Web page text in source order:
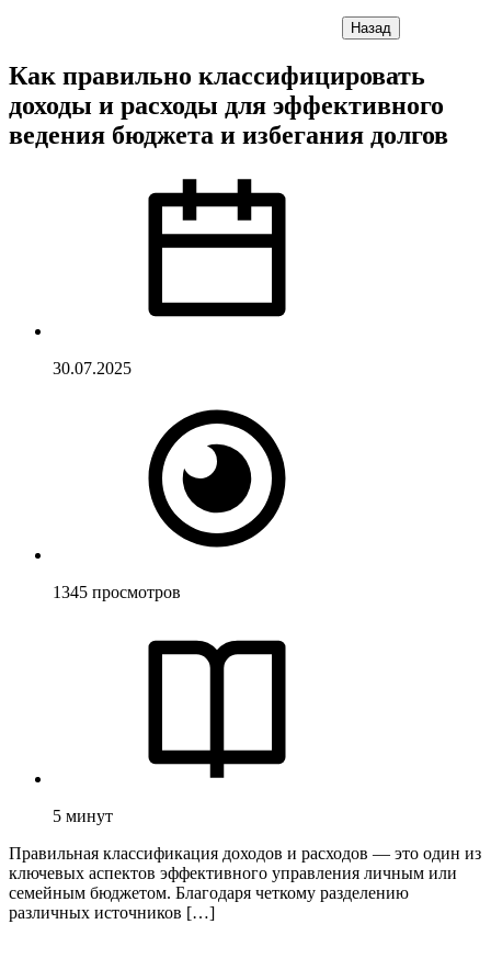
Назад
Как правильно классифицировать
доходы и расходы для эффективного
ведения бюджета и избегания долгов
30.07.2025
1345 просмотров
5 минут
Правильная классификация доходов и расходов — это один из
ключевых аспектов эффективного управления личным или
семейным бюджетом. Благодаря четкому разделению
различных источников […]